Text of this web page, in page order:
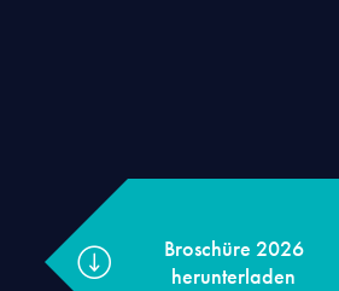
Broschüre
herunterladen